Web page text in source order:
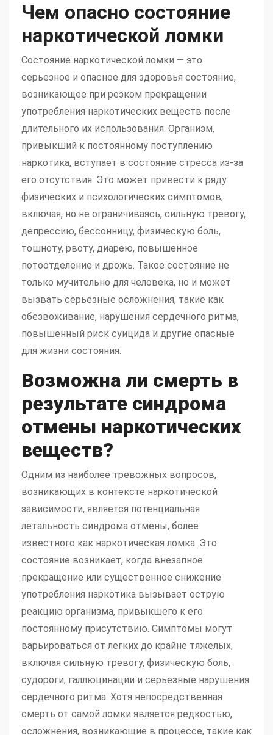
Чем опасно состояние
наркотической ломки
Состояние наркотической ломки — это
серьезное и опасное для здоровья состояние,
возникающее при резком прекращении
употребления наркотических веществ после
длительного их использования. Организм,
привыкший к постоянному поступлению
наркотика, вступает в состояние стресса из-за
его отсутствия. Это может привести к ряду
физических и психологических симптомов,
включая, но не ограничиваясь, сильную тревогу,
депрессию, бессонницу, физическую боль,
тошноту, рвоту, диарею, повышенное
потоотделение и дрожь. Такое состояние не
только мучительно для человека, но и может
вызвать серьезные осложнения, такие как
обезвоживание, нарушения сердечного ритма,
повышенный риск суицида и другие опасные
для жизни состояния.
Возможна ли смерть в
результате синдрома
отмены наркотических
веществ?
Одним из наиболее тревожных вопросов,
возникающих в контексте наркотической
зависимости, является потенциальная
летальность синдрома отмены, более
известного как наркотическая ломка. Это
состояние возникает, когда внезапное
прекращение или существенное снижение
употребления наркотика вызывает острую
реакцию организма, привыкшего к его
постоянному присутствию. Симптомы могут
варьироваться от легких до крайне тяжелых,
включая сильную тревогу, физическую боль,
судороги, галлюцинации и серьезные нарушения
сердечного ритма. Хотя непосредственная
смерть от самой ломки является редкостью,
осложнения, возникающие в процессе, такие как